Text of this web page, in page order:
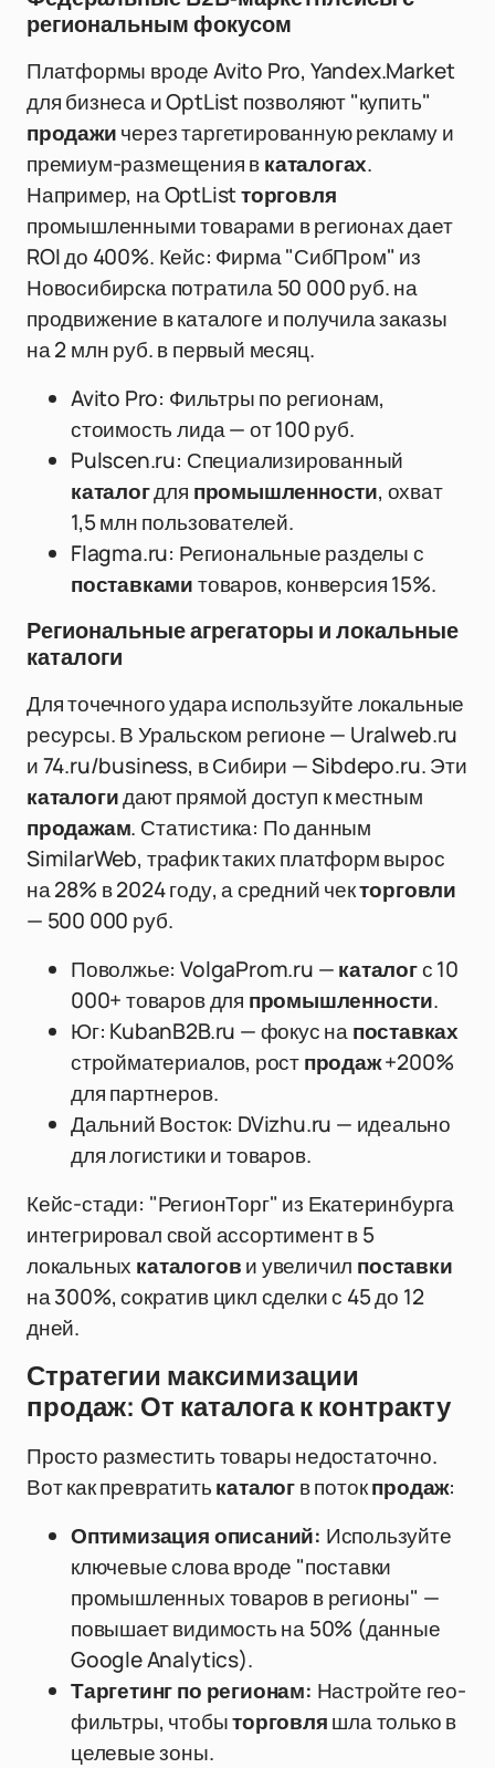
региональным фокусом
Платформы вроде Avito Pro, Yandex.Market
для бизнеса и OptList позволяют "купить"
продажичерез таргетированную рекламу и
премиум-размещения вкаталогах.
Например, на OptListторговля
промышленными товарами в регионах дает
ROI до 400%. Кейс: Фирма "СибПром" из
Новосибирска потратила 50 000 руб. на
продвижение в каталоге и получила заказы
на 2 млн руб. в первый месяц.
Avito Pro: Фильтры по регионам,
стоимость лида — от 100 руб.
Pulscen.ru: Специализированный
каталогдля промышленности, охват
1,5 млн пользователей.
Flagma.ru: Региональные разделы с
поставкамитоваров, конверсия 15%.
Региональные агрегаторы и локальные
каталоги
Для точечного удара используйте локальные
ресурсы. В Уральском регионе — Uralweb.ru
и 74.ru/business, в Сибири — Sibdepo.ru. Эти
каталогидают прямой доступ к местным
продажам. Статистика: По данным
SimilarWeb, трафик таких платформ вырос
на 28% в 2024 году, а средний чекторговли
— 500 000 руб.
Поволжье: VolgaProm.ru —каталогс 10
000+ товаров для промышленности.
Юг: KubanB2B.ru — фокус напоставках
стройматериалов, ростпродаж+200%
для партнеров.
Дальний Восток: DVizhu.ru — идеально
для логистики и товаров.
Кейс-стади: "РегионТорг" из Екатеринбурга
интегрировал свой ассортимент в 5
локальных каталогови увеличил поставки
на 300%, сократив цикл сделки с 45 до 12
дней.
Стратегии максимизации
продаж: От каталога к контракту
Просто разместить товары недостаточно.
Вот как превратитькаталогв потокпродаж:
Оптимизация описаний: Используйте
ключевые слова вроде "поставки
промышленных товаров в регионы" —
повышает видимость на 50% (данные
Google Analytics).
Таргетинг по регионам: Настройте гео-
фильтры, чтобыторговляшла только в
целевые зоны.